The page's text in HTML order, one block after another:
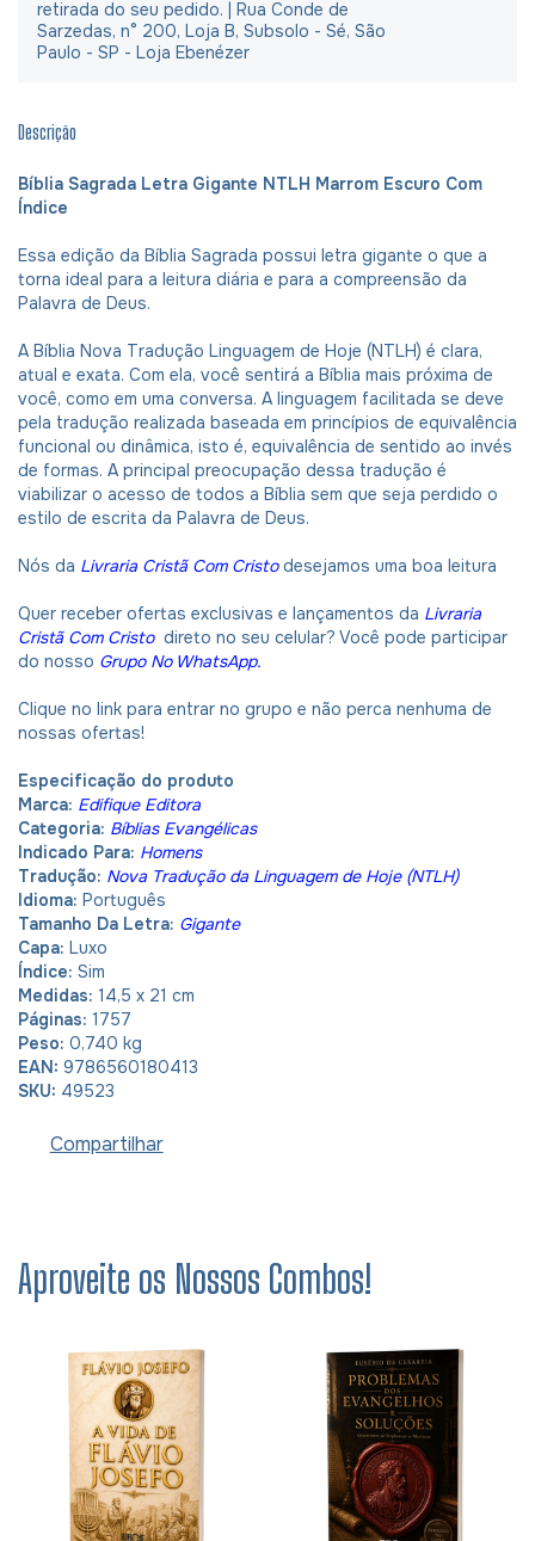
retirada do seu pedido. | Rua Conde de
Sarzedas, n° 200, Loja B, Subsolo - Sé, São
Paulo - SP - Loja Ebenézer
Descrição
Bíblia Sagrada Letra Gigante NTLH Marrom Escuro Com
Índice
Essa edição da Bíblia Sagrada possui letra gigante o que a
torna ideal para a leitura diária e para a compreensão da
Palavra de Deus.
A Bíblia Nova Tradução Linguagem de Hoje (NTLH) é clara,
atual e exata. Com ela, você sentirá a Bíblia mais próxima de
você, como em uma conversa. A linguagem facilitada se deve
pela tradução realizada baseada em princípios de equivalência
funcional ou dinâmica, isto é, equivalência de sentido ao invés
de formas. A principal preocupação dessa tradução é
viabilizar o acesso de todos a Bíblia sem que seja perdido o
estilo de escrita da Palavra de Deus.
Nós da Livraria Cristã Com Cristo desejamos uma boa leitura
Quer receber ofertas exclusivas e lançamentos da Livraria
Cristã Com Cristo direto no seu celular? Você pode participar
do nosso Grupo No WhatsApp.
Clique no link para entrar no grupo e não perca nenhuma de
nossas ofertas!
Especificação do produto
Marca: Edifique Editora
Categoria: Bíblias Evangélicas
Indicado Para: Homens
Tradução: Nova Tradução da Linguagem de Hoje (NTLH)
Idioma: Português
Tamanho Da Letra: Gigante
Capa: Luxo
Índice: Sim
Medidas: 14,5 x 21 cm
Páginas: 1757
Peso: 0,740 kg
EAN: 9786560180413
SKU: 49523
Compartilhar
Aproveite os Nossos Combos!